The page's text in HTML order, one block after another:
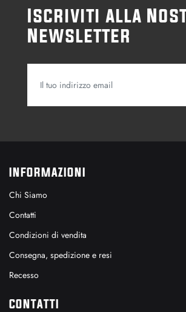
Iscriviti alla
Newsletter
INFORMAZIONI
Chi Siamo
Contatti
Condizioni di vendita
Consegna, spedizione e resi
Recesso
CONTATTI